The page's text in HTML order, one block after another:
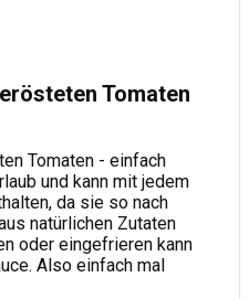
Tomaten
Tomaten - einfach
und kann mit jedem
da sie so nach
natürlichen Zutaten
oder eingefrieren kann
Also einfach mal